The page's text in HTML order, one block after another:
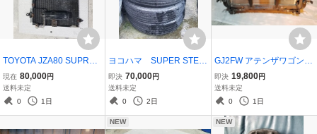
TOYOTA JZA80 SUPRA
RZ コンデンサー
現在 80,000円
送料未定
0
1日
ヨコハマ SUPER STEE
L RY108A 2025年9週
製造 195/85R15 113/11
1L LT 7本セット 新車外
即決 70,000円
送料未定
0
2日
GJ2FW アテンザワゴン
コアサポート ラジエー
ター コンデンサー
諸々付き 平成28年式
即決 19,800円
送料未定
0
1日
NEW NEW